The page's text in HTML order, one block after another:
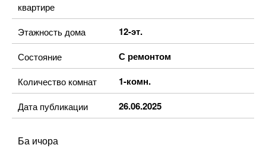
квартире
Этажность дома 12-эт.
Состояние С ремонтом
Количество комнат 1-комн.
Дата публикации 26.06.2025
Ба ичора